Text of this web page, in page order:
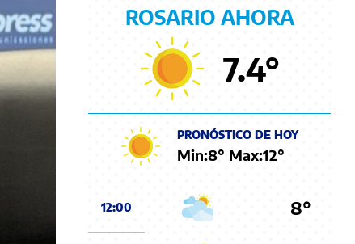
ROSARIO AHORA
7.4°
PRONÓSTICO DE HOY
Min:8° Max:12°
12:00 8°